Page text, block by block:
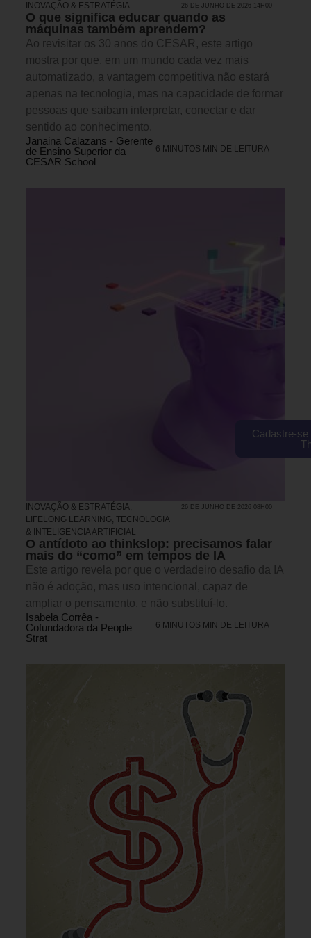
INOVAÇÃO & ESTRATÉGIA 26 DE JUNHO DE 2026 14H00
O que significa educar quando as
máquinas também aprendem?
Ao revisitar os 30 anos do CESAR, este artigo
mostra por que, em um mundo cada vez mais
automatizado, a vantagem competitiva não estará
apenas na tecnologia, mas na capacidade de formar
pessoas que saibam interpretar, conectar e dar
sentido ao conhecimento.
Janaina Calazans - Gerente
de Ensino Superior da
CESAR School
6 MINUTOS MIN DE LEITURA
INOVAÇÃO & ESTRATÉGIA,
LIFELONG LEARNING, TECNOLOGIA
& INTELIGENCIA ARTIFICIAL
26 DE JUNHO DE 2026 08H00
O antídoto ao thinkslop: precisamos falar
mais do “como” em tempos de IA
Este artigo revela por que o verdadeiro desafio da IA
não é adoção, mas uso intencional, capaz de
ampliar o pensamento, e não substituí-lo.
Isabela Corrêa -
Cofundadora da People
Strat
6 MINUTOS MIN DE LEITURA
Cadastre-